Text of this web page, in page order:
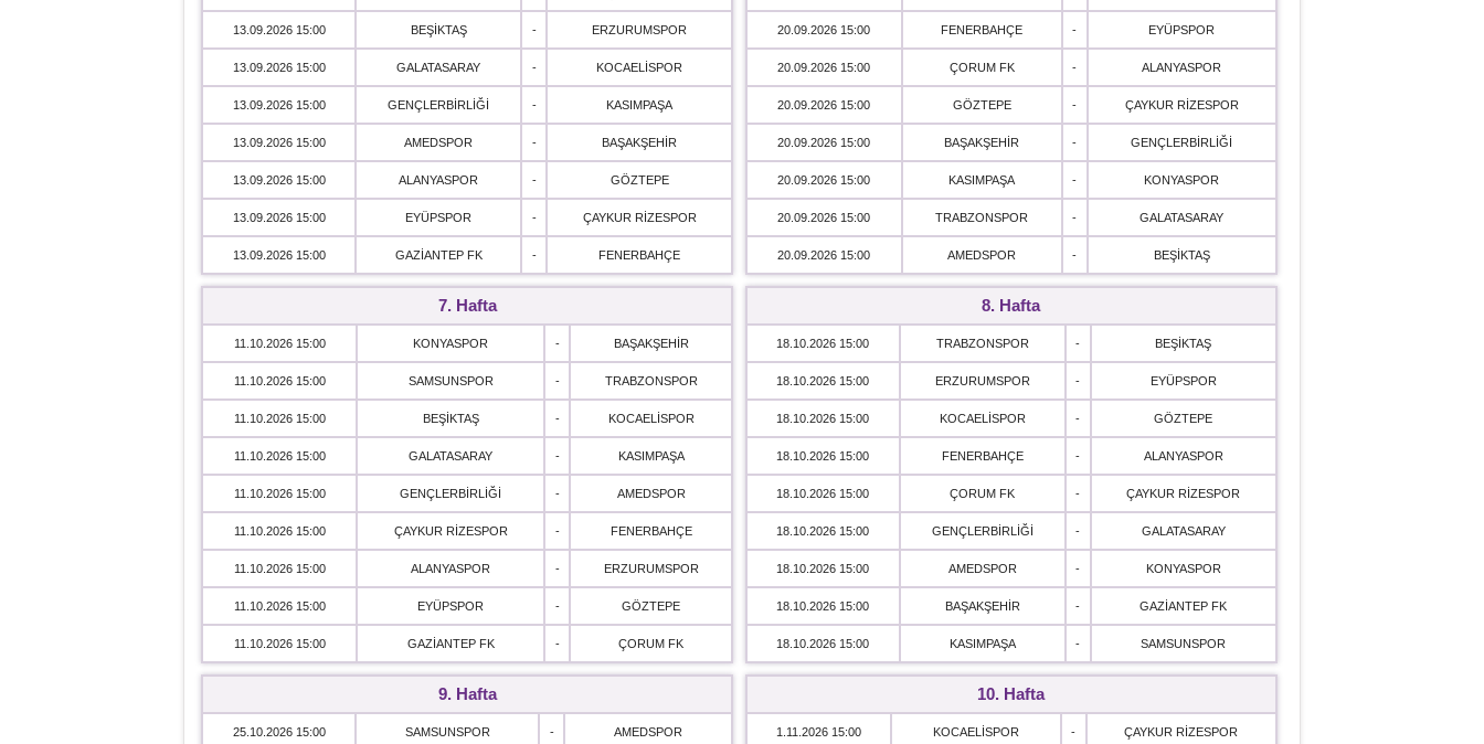
13.09.2026 15:00 BEŞİKTAŞ - ERZURUMSPOR
13.09.2026 15:00 GALATASARAY - KOCAELİSPOR
13.09.2026 15:00 GENÇLERBİRLİĞİ - KASIMPAŞA
13.09.2026 15:00 AMEDSPOR - BAŞAKŞEHİR
13.09.2026 15:00 ALANYASPOR - GÖZTEPE
13.09.2026 15:00 EYÜPSPOR - ÇAYKUR RİZESPOR
13.09.2026 15:00 GAZİANTEP FK - FENERBAHÇE
20.09.2026 15:00 FENERBAHÇE - EYÜPSPOR
20.09.2026 15:00 ÇORUM FK - ALANYASPOR
20.09.2026 15:00 GÖZTEPE - ÇAYKUR RİZESPOR
20.09.2026 15:00 BAŞAKŞEHİR - GENÇLERBİRLİĞİ
20.09.2026 15:00 KASIMPAŞA - KONYASPOR
20.09.2026 15:00 TRABZONSPOR - GALATASARAY
20.09.2026 15:00 AMEDSPOR - BEŞİKTAŞ
7. Hafta
11.10.2026 15:00 KONYASPOR - BAŞAKŞEHİR
11.10.2026 15:00 SAMSUNSPOR - TRABZONSPOR
11.10.2026 15:00 BEŞİKTAŞ - KOCAELİSPOR
11.10.2026 15:00 GALATASARAY - KASIMPAŞA
11.10.2026 15:00 GENÇLERBİRLİĞİ - AMEDSPOR
11.10.2026 15:00 ÇAYKUR RİZESPOR - FENERBAHÇE
11.10.2026 15:00 ALANYASPOR - ERZURUMSPOR
11.10.2026 15:00 EYÜPSPOR - GÖZTEPE
11.10.2026 15:00 GAZİANTEP FK - ÇORUM FK
8. Hafta
18.10.2026 15:00 TRABZONSPOR - BEŞİKTAŞ
18.10.2026 15:00 ERZURUMSPOR - EYÜPSPOR
18.10.2026 15:00 KOCAELİSPOR - GÖZTEPE
18.10.2026 15:00 FENERBAHÇE - ALANYASPOR
18.10.2026 15:00 ÇORUM FK - ÇAYKUR RİZESPOR
18.10.2026 15:00 GENÇLERBİRLİĞİ - GALATASARAY
18.10.2026 15:00 AMEDSPOR - KONYASPOR
18.10.2026 15:00 BAŞAKŞEHİR - GAZİANTEP FK
18.10.2026 15:00 KASIMPAŞA - SAMSUNSPOR
9. Hafta
25.10.2026 15:00 SAMSUNSPOR - AMEDSPOR
10. Hafta
1.11.2026 15:00 KOCAELİSPOR - ÇAYKUR RİZESPOR